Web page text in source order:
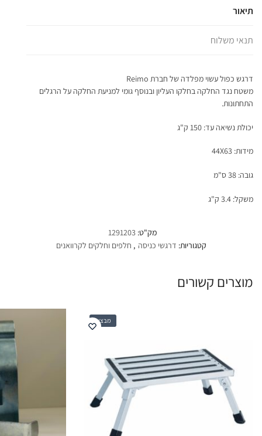
תיאור
תנאי משלוח
דרגש כפול עשוי מפלדה של חברת Reimo
משטח נגד החלקה בחלקו העליון ובנוסף גומי למניעת החלקה על הרגלים
התחתונות.
יכולת נשיאה עד: 150 ק"ג
מידות: 44X63
גובה: 38 ס"מ
משקל: 3.4 ק"ג
מק"ט: 1291203
קטגוריות: דרגשי כניסה , חלפים וחלקים לקרוואנים
מוצרים קשורים
מבצע!